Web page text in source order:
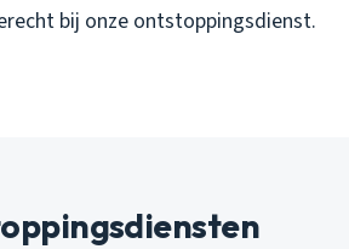
bij onze ontstoppingsdienst.